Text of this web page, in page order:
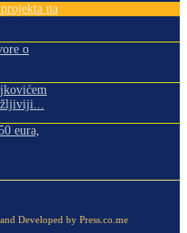
na
o
eura,
Developed by Press.co.me